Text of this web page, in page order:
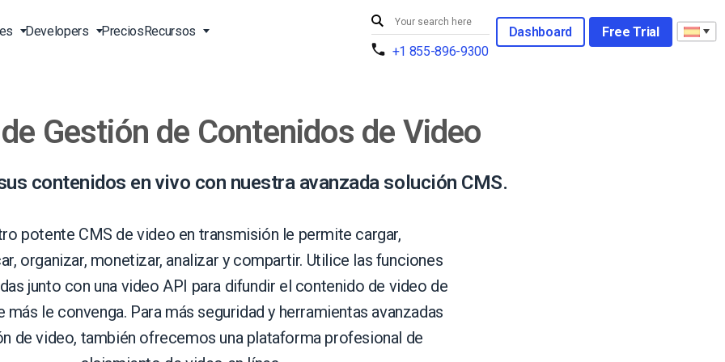
Transmisión en Vivo en Línea
Reproductor de Video HTML5
Todo el Mundo
Galería de Videos Expo
Análisis de Video
Monetización de Video
Video para Empresas
Video para Ventas
Transmisión en Vivo para
Músicos
Developers
EN
Herramientas Herramientas
para Desarrolladores
Transmisión de Pago por
Carga de Video Segura
PreciosRecursos
Soporte 24/7 EN
Servicios Profesionales
Sobre Nosotros EN
Oportunidades Laborales EN
Aliados EN
Contáctenos
+1 855-896-9300
Dashboard Free Trial
Gestión de Contenidos de Video
contenidos en vivo con nuestra avanzada solución CMS.
potente CMS de video en transmisión le permite cargar,
organizar, monetizar, analizar y compartir. Utilice las funciones
junto con una video API para difundir el contenido de video de
más le convenga. Para más seguridad y herramientas avanzadas
de video, también ofrecemos una plataforma profesional de